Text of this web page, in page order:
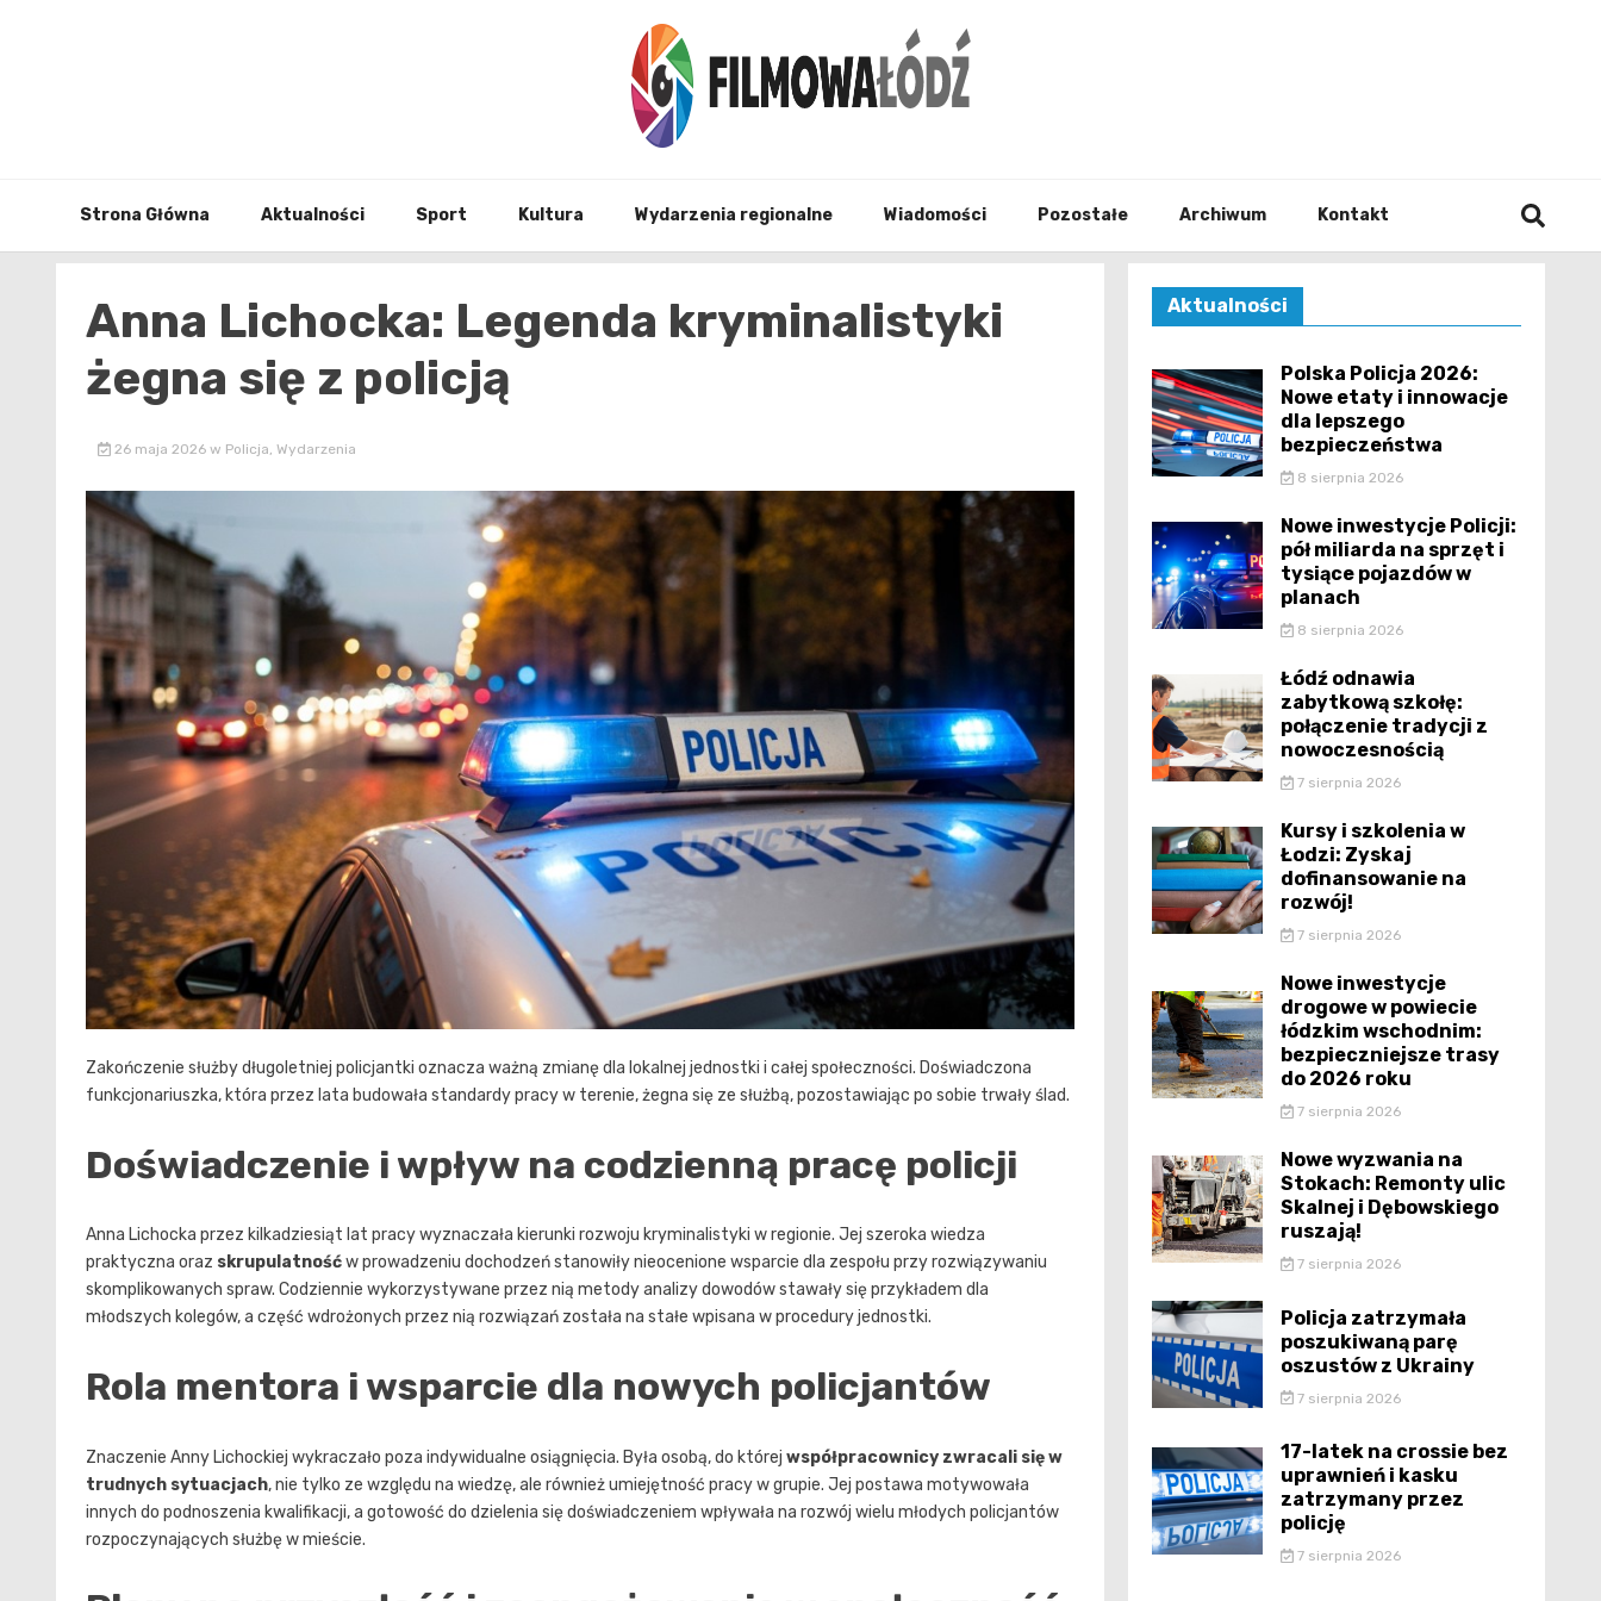
Strona Główna Aktualności Sport Kultura Wydarzenia regionalne Wiadomości Pozostałe Archiwum Kontakt
Anna Lichocka: Legenda kryminalistyki
żegna się z policją
26 maja 2026 w Policja, Wydarzenia
Zakończenie służby długoletniej policjantki oznacza ważną zmianę dla lokalnej jednostki i całej społeczności. Doświadczona
funkcjonariuszka, która przez lata budowała standardy pracy w terenie, żegna się ze służbą, pozostawiając po sobie trwały ślad.
Doświadczenie i wpływ na codzienną pracę policji
Anna Lichocka przez kilkadziesiąt lat pracy wyznaczała kierunki rozwoju kryminalistyki w regionie. Jej szeroka wiedza
praktyczna oraz skrupulatnośćw prowadzeniu dochodzeń stanowiły nieocenione wsparcie dla zespołu przy rozwiązywaniu
skomplikowanych spraw. Codziennie wykorzystywane przez nią metody analizy dowodów stawały się przykładem dla
młodszych kolegów, a część wdrożonych przez nią rozwiązań została na stałe wpisana w procedury jednostki.
Rola mentora i wsparcie dla nowych policjantów
Znaczenie Anny Lichockiej wykraczało poza indywidualne osiągnięcia. Była osobą, do której współpracownicy zwracali się w
trudnych sytuacjach, nie tylko ze względu na wiedzę, ale również umiejętność pracy w grupie. Jej postawa motywowała
innych do podnoszenia kwalifikacji, a gotowość do dzielenia się doświadczeniem wpływała na rozwój wielu młodych policjantów
rozpoczynających służbę w mieście.
Aktualności
Polska Policja 2026:
Nowe etaty i innowacje
dla lepszego
bezpieczeństwa
8 sierpnia 2026
Nowe inwestycje Policji:
pół miliarda na sprzęt i
tysiące pojazdów w
planach
8 sierpnia 2026
Łódź odnawia
zabytkową szkołę:
połączenie tradycji z
nowoczesnością
7 sierpnia 2026
Kursy i szkolenia w
Łodzi: Zyskaj
dofinansowanie na
rozwój!
7 sierpnia 2026
Nowe inwestycje
drogowe w powiecie
łódzkim wschodnim:
bezpieczniejsze trasy
do 2026 roku
7 sierpnia 2026
Nowe wyzwania na
Stokach: Remonty ulic
Skalnej i Dębowskiego
ruszają!
7 sierpnia 2026
Policja zatrzymała
poszukiwaną parę
oszustów z Ukrainy
7 sierpnia 2026
17-latek na crossie bez
uprawnień i kasku
zatrzymany przez
policję
7 sierpnia 2026